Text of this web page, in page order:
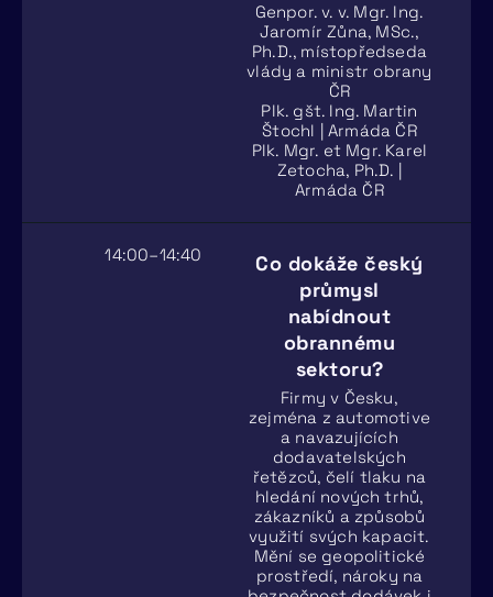
Genpor. v. v. Mgr. Ing.
Jaromír Zůna, MSc.,
Ph.D., místopředseda
vlády a ministr obrany
ČR
Plk. gšt. Ing. Martin
Štochl | Armáda ČR
Plk. Mgr. et Mgr. Karel
Zetocha, Ph.D. |
Armáda ČR
14:00–14:40
Co dokáže český
průmysl
nabídnout
obrannému
sektoru?
Firmy v Česku,
zejména z automotive
a navazujících
dodavatelských
řetězců, čelí tlaku na
hledání nových trhů,
zákazníků a způsobů
využití svých kapacit.
Mění se geopolitické
prostředí, nároky na